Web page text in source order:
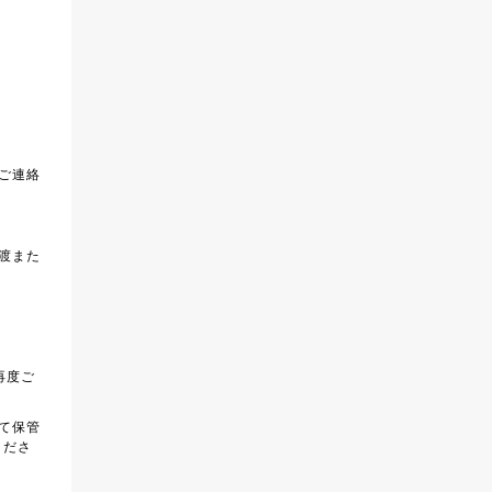
連絡
また
度ご
保管
さ